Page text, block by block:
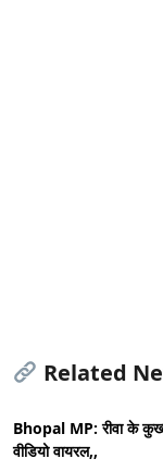
Related
Bhopal MP: रीवा के
वीडियो वायरल,,